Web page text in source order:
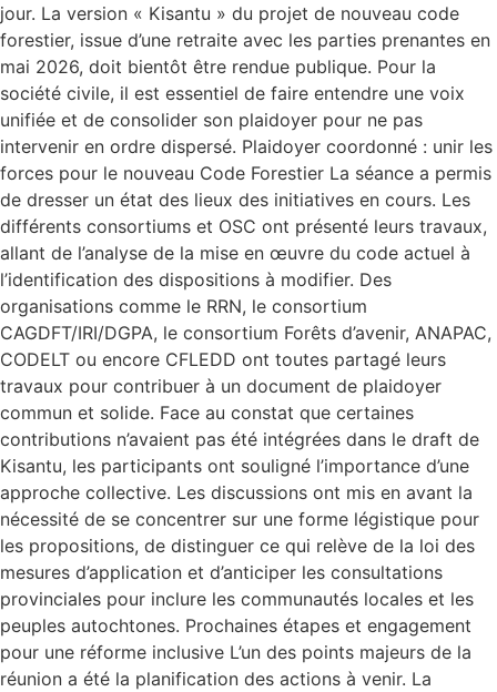
jour. La version « Kisantu » du projet de nouveau code
forestier, issue d’une retraite avec les parties prenantes en
mai 2026, doit bientôt être rendue publique. Pour la
société civile, il est essentiel de faire entendre une voix
unifiée et de consolider son plaidoyer pour ne pas
intervenir en ordre dispersé. Plaidoyer coordonné : unir les
forces pour le nouveau Code Forestier La séance a permis
de dresser un état des lieux des initiatives en cours. Les
différents consortiums et OSC ont présenté leurs travaux,
allant de l’analyse de la mise en œuvre du code actuel à
l’identification des dispositions à modifier. Des
organisations comme le RRN, le consortium
CAGDFT/IRI/DGPA, le consortium Forêts d’avenir, ANAPAC,
CODELT ou encore CFLEDD ont toutes partagé leurs
travaux pour contribuer à un document de plaidoyer
commun et solide. Face au constat que certaines
contributions n’avaient pas été intégrées dans le draft de
Kisantu, les participants ont souligné l’importance d’une
approche collective. Les discussions ont mis en avant la
nécessité de se concentrer sur une forme légistique pour
les propositions, de distinguer ce qui relève de la loi des
mesures d’application et d’anticiper les consultations
provinciales pour inclure les communautés locales et les
peuples autochtones. Prochaines étapes et engagement
pour une réforme inclusive L’un des points majeurs de la
réunion a été la planification des actions à venir. La